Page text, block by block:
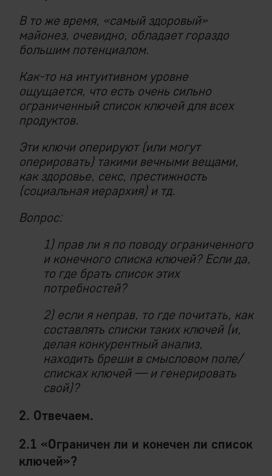
В то же время, «самый здоровый»
майонез, очевидно, обладает гораздо
большим потенциалом.
Как-то на интуитивном уровне
ощущается, что есть очень сильно
ограниченный список ключей для всех
продуктов.
Эти ключи оперируют (или могут
оперировать) такими вечными вещами,
как здоровье, секс, престижность
(социальная иерархия) и тд.
Вопрос:
1) прав ли я по поводу ограниченного
и конечного списка ключей? Если да,
то где брать список этих
потребностей?
2) если я неправ, то где почитать, как
составлять списки таких ключей (и,
делая конкурентный анализ,
находить бреши в смысловом поле/
списках ключей — и генерировать
свой)?
2. Отвечаем.
2.1 «Ограничен ли и конечен ли список
ключей»?